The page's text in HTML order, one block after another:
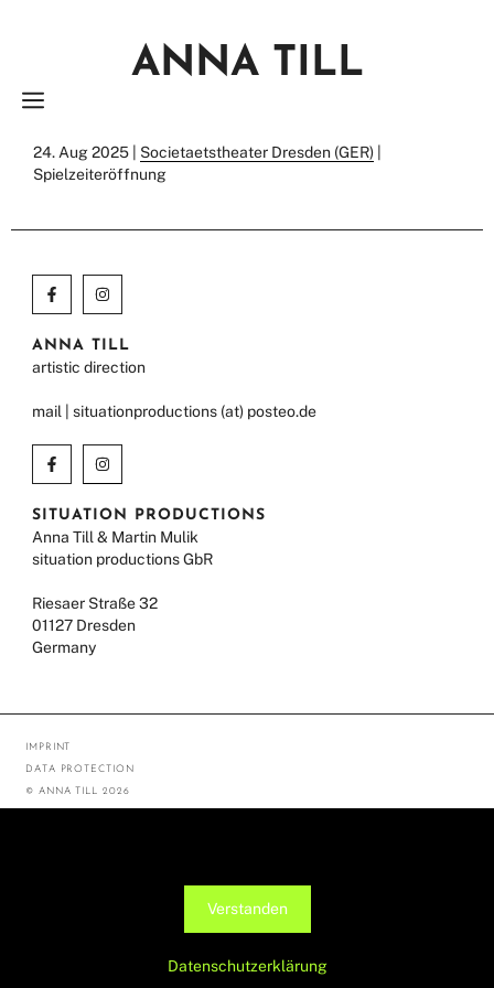
ANNA TILL
24. Aug 2025 | Societaetstheater Dresden (GER)
Spielzeiteröffnung
ANNA TILL
artistic direction
mail | situationproductions (at) posteo.de
SITUATION PRODUCTIONS
Anna Till & Martin Mulik
situation productions GbR
Riesaer Straße 32
01127 Dresden
Germany
IMPRINT
DATA PROTECTION
© ANNA TILL 2026
Verstanden
Datenschutzerklärung